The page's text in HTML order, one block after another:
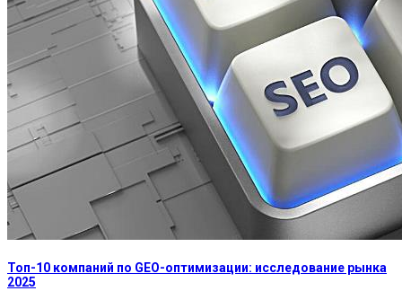
Топ-10 компаний по GEO-оптимизации: исследование рынка
2025